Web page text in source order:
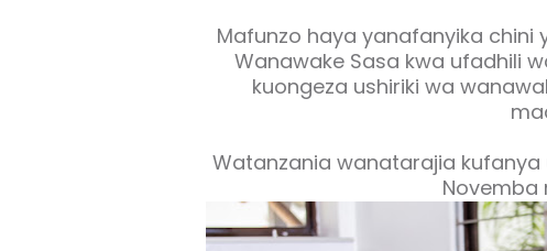
Mafunzo haya yanafanyika chini
Wanawake Sasa kwa ufadhili
kuongeza ushiriki wa
Watanzania wanatarajia
Novemba